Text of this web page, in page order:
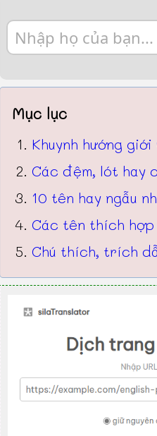
Mục lục
Khuynh hướng
Các đệm, lót hay
10 tên hay ngẫu
Các tên thích hợp
Chú thích, trích